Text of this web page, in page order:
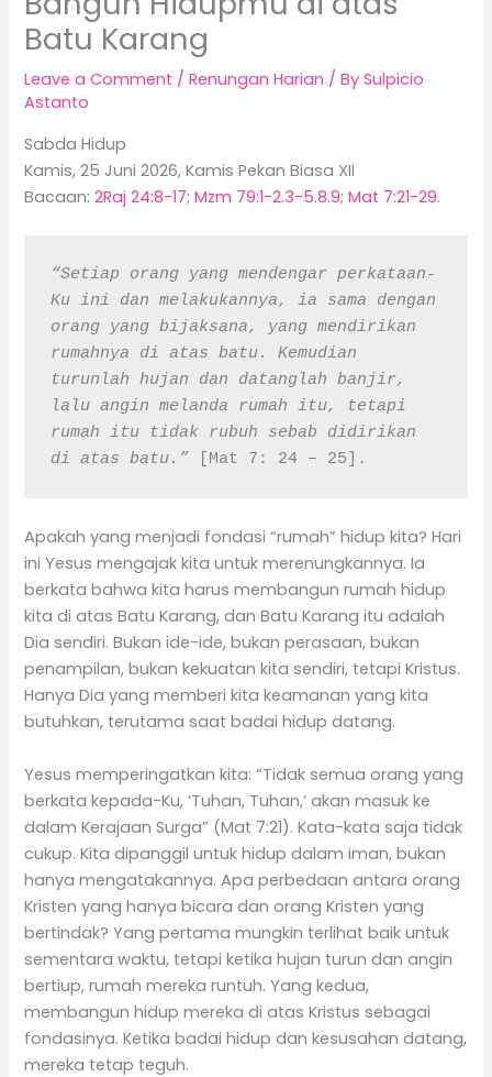
Batu Karang
Leave a Comment /Renungan Harian / BySulpicio
Astanto
Sabda Hidup
Kamis, 25 Juni 2026, Kamis Pekan Biasa XII
Bacaan:2Raj 24:8-17;Mzm 79:1-2.3-5.8.9;Mat 7:21-29.
“Setiap orang yang mendengar perkataan-
Ku ini dan melakukannya, ia sama dengan
orang yang bijaksana, yang mendirikan
rumahnya di atas batu. Kemudian
turunlah hujan dan datanglah banjir,
lalu angin melanda rumah itu, tetapi
rumah itu tidak rubuh sebab didirikan
di atas batu.” [Mat 7: 24 – 25].
Apakah yang menjadi fondasi “rumah” hidup kita? Hari
ini Yesus mengajak kita untuk merenungkannya. Ia
berkata bahwa kita harus membangun rumah hidup
kita di atas Batu Karang, dan Batu Karang itu adalah
Dia sendiri. Bukan ide-ide, bukan perasaan, bukan
penampilan, bukan kekuatan kita sendiri, tetapi Kristus.
Hanya Dia yang memberi kita keamanan yang kita
butuhkan, terutama saat badai hidup datang.
Yesus memperingatkan kita: “Tidak semua orang yang
berkata kepada-Ku, ‘Tuhan, Tuhan,’ akan masuk ke
dalam Kerajaan Surga” (Mat 7:21). Kata-kata saja tidak
cukup. Kita dipanggil untuk hidup dalam iman, bukan
hanya mengatakannya. Apa perbedaan antara orang
Kristen yang hanya bicara dan orang Kristen yang
bertindak? Yang pertama mungkin terlihat baik untuk
sementara waktu, tetapi ketika hujan turun dan angin
bertiup, rumah mereka runtuh. Yang kedua,
membangun hidup mereka di atas Kristus sebagai
fondasinya. Ketika badai hidup dan kesusahan datang,
mereka tetap teguh.